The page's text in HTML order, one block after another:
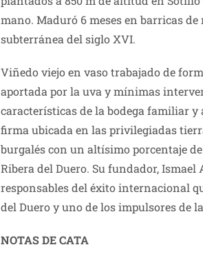
mano. Maduró 6 meses en barricas
subterránea del siglo XVI.
Viñedo viejo en vaso trabajado de
aportada por la uva y mínimas
características de la bodega familiar y
firma ubicada en las privilegiadas
burgalés con un altísimo porcentaje
Ribera del Duero. Su fundador,
responsables del éxito internacional
del Duero y uno de los impulsores de
NOTAS DE CATA